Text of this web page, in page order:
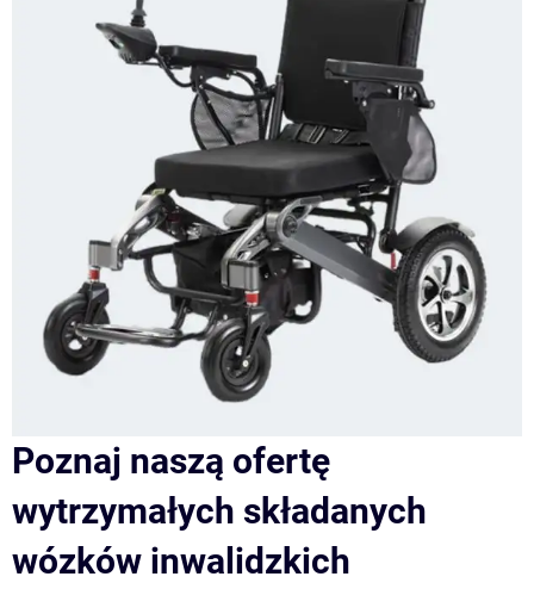
Poznaj naszą ofertę
wytrzymałych składanych
wózków inwalidzkich